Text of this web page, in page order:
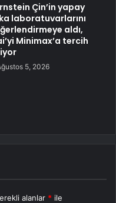
Çin’in yapay
laboratuvarlarını
aldı,
Minimax’a tercih
5, 2026
alanlar * ile